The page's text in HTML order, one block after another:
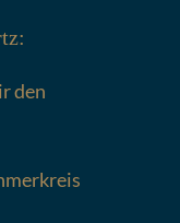
den